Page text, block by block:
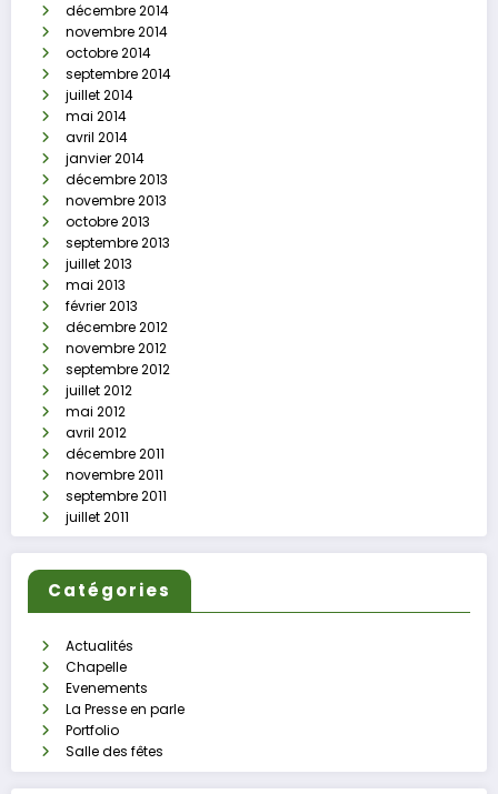
décembre 2014
novembre 2014
octobre 2014
septembre 2014
juillet 2014
mai 2014
avril 2014
janvier 2014
décembre 2013
novembre 2013
octobre 2013
septembre 2013
juillet 2013
mai 2013
février 2013
décembre 2012
novembre 2012
septembre 2012
juillet 2012
mai 2012
avril 2012
décembre 2011
novembre 2011
septembre 2011
juillet 2011
Catégories
Actualités
Chapelle
Evenements
La Presse en parle
Portfolio
Salle des fêtes